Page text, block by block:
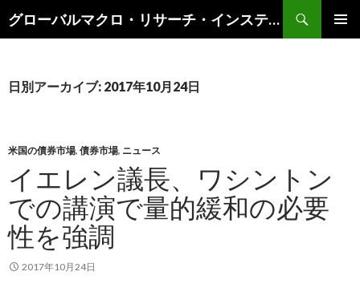
グローバルマクロ・リサーチ・インスティテュート
索
ン
キ
プ
日別アーカイブ: 2017年10月24日
米国の債券市場, 債券市場, ニュース
イエレン議長、ワシントン
での講演で量的緩和の必要
性を強調
2017年10月24日